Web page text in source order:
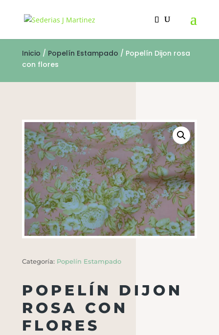
Inicio / Popelín Estampado / Popelín Dijon rosa
con flores
Categoría: Popelín Estampado
POPELÍN DIJON
ROSA CON
FLORES